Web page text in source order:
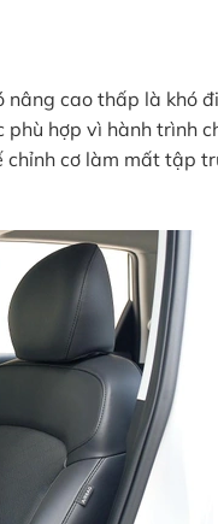
cao thấp là khó
hợp vì hành trình
chỉnh cơ làm mất tập